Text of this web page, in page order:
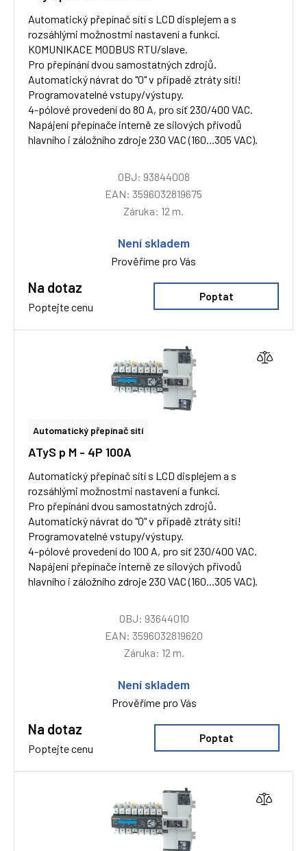
Automatický přepínač sítí s LCD displejem a s
rozsáhlými možnostmi nastavení a funkcí.
KOMUNIKACE MODBUS RTU/slave.
Pro přepínání dvou samostatných zdrojů.
Automatický návrat do "0" v případě ztráty sítí!
Programovatelné vstupy/výstupy.
4-pólové provedení do 80 A, pro síť 230/400 VAC.
Napájení přepínače interně ze silových přívodů
hlavního i záložního zdroje 230 VAC (160...305 VAC).
OBJ: 93844008
EAN: 3596032819675
Záruka: 12 m.
Není skladem
Prověříme pro Vás
Na dotaz
Poptejte cenu
Poptat
Automatický přepínač sítí
ATyS p M - 4P 100A
Automatický přepínač sítí s LCD displejem a s
rozsáhlými možnostmi nastavení a funkcí.
Pro přepínání dvou samostatných zdrojů.
Automatický návrat do "0" v případě ztráty sítí!
Programovatelné vstupy/výstupy.
4-pólové provedení do 100 A, pro síť 230/400 VAC.
Napájení přepínače interně ze silových přívodů
hlavního i záložního zdroje 230 VAC (160...305 VAC).
OBJ: 93644010
EAN: 3596032819620
Záruka: 12 m.
Není skladem
Prověříme pro Vás
Na dotaz
Poptejte cenu
Poptat